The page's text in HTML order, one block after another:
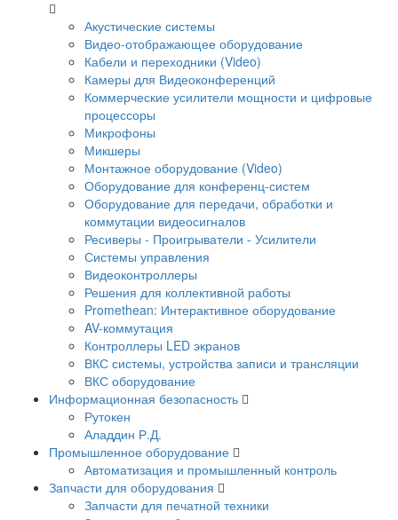
Акустические системы
Видео-отображающее оборудование
Кабели и переходники (Video)
Камеры для Видеоконференций
Коммерческие усилители мощности и цифровые
процессоры
Микрофоны
Микшеры
Монтажное оборудование (Video)
Оборудование для конференц-систем
Оборудование для передачи, обработки и
коммутации видеосигналов
Ресиверы - Проигрыватели - Усилители
Системы управления
Видеоконтроллеры
Решения для коллективной работы
Promethean: Интерактивное оборудование
AV-коммутация
Контроллеры LED экранов
ВКС системы, устройства записи и трансляции
ВКС оборудование
Информационная безопасность
Рутокен
Аладдин Р.Д.
Промышленное оборудование
Автоматизация и промышленный контроль
Запчасти для оборудования
Запчасти для печатной техники